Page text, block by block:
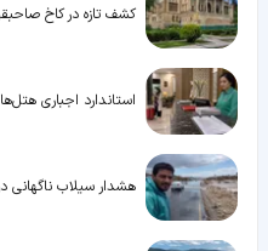
کشف تازه در کاخ
استاندارد اجباری
هشدار سیلاب ناگهانی